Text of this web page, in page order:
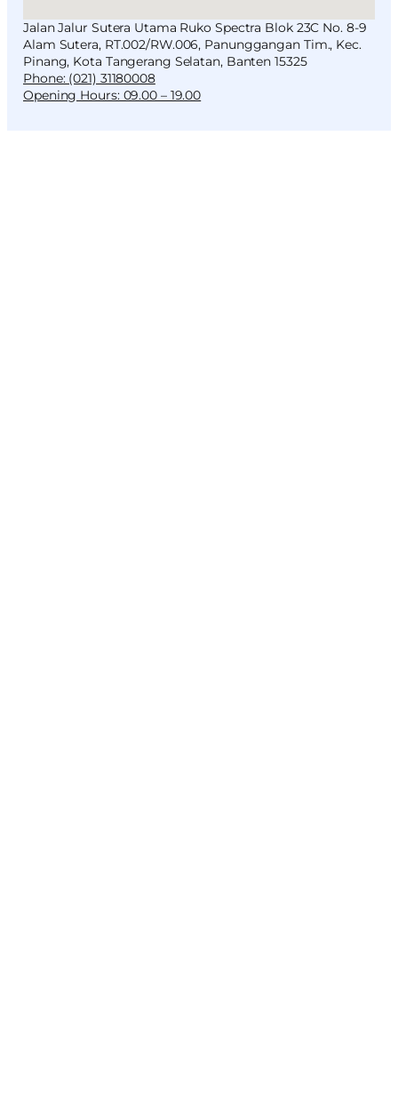
Jalan Jalur Sutera Utama Ruko Spectra Blok 23C No. 8-9
Alam Sutera, RT.002/RW.006, Panunggangan Tim., Kec.
Pinang, Kota Tangerang Selatan, Banten 15325
Phone: (021) 31180008
Opening Hours: 09.00 – 19.00